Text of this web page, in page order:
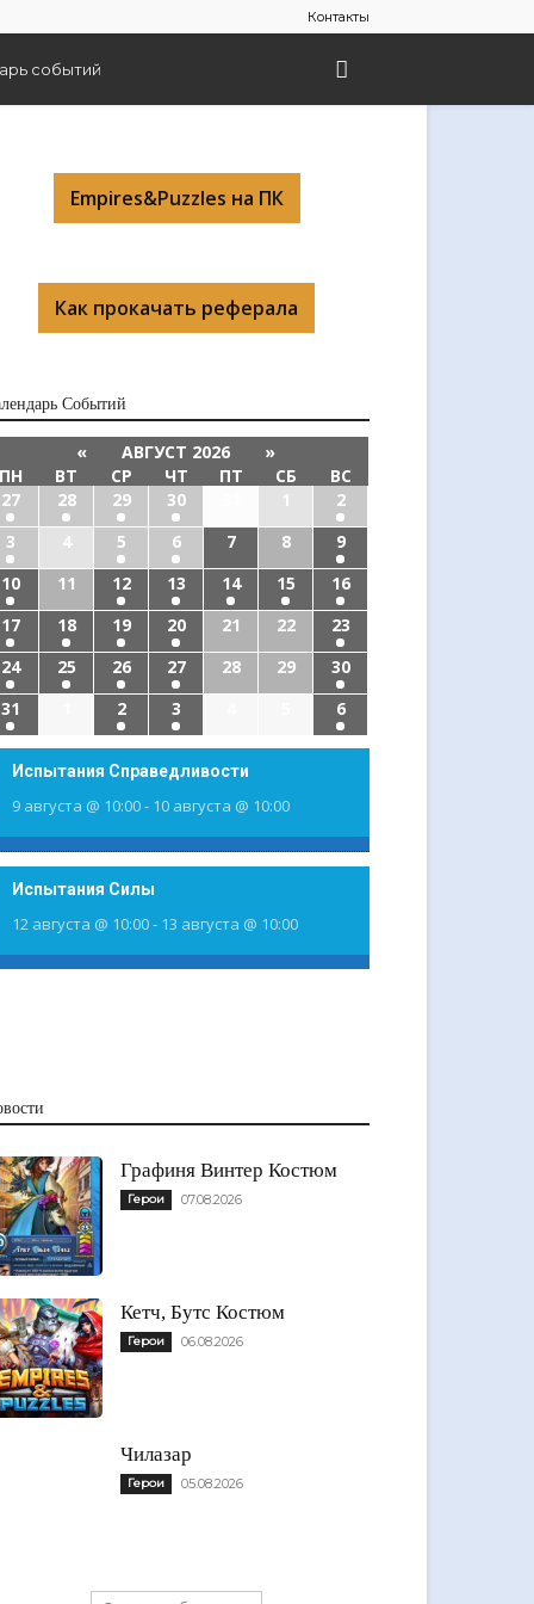
Контакты
событий
Empires&Puzzles на ПК
Как прокачать реферала
Cобытий
« АВГУСТ 2026
»
ПН
ВТ СР ЧТ ПТ СБ
ВС
27
28 29 30 1
2
3
4 5 6 7 8
9
10
11 12 13 14 15
16
17
18 19 20 21 22
23
24
25 26 27 28 29
30
31
2 3 6
Испытания Справедливости
9 августа @ 10:00- 10 августа @ 10:00
Испытания Силы
12 августа @ 10:00- 13 августа @ 10:00
Графиня Винтер Костюм
Герои 07.08.2026
Кетч, Бутс Костюм
Герои 06.08.2026
Чилазар
Герои 05.08.2026